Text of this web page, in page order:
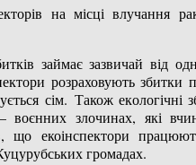
на місці влучання
займає зазвичай від
розраховують збитки
сім. Також
воєнних злочинах, які
що екоінспектори
громадах.